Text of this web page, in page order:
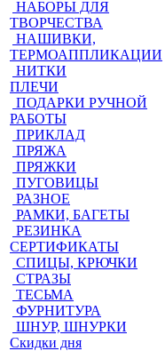
НАБОРЫ ДЛЯ
ТВОРЧЕСТВА
НАШИВКИ,
ТЕРМОАППЛИКАЦИИ
НИТКИ
ПЛЕЧИ
ПОДАРКИ РУЧНОЙ
РАБОТЫ
ПРИКЛАД
ПРЯЖА
ПРЯЖКИ
ПУГОВИЦЫ
РАЗНОЕ
РАМКИ, БАГЕТЫ
РЕЗИНКА
СЕРТИФИКАТЫ
СПИЦЫ, КРЮЧКИ
СТРАЗЫ
ТЕСЬМА
ФУРНИТУРА
ШНУР, ШНУРКИ
Скидки дня